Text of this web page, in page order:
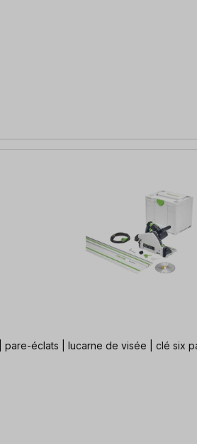
pare-éclats | lucarne de visée | clé six